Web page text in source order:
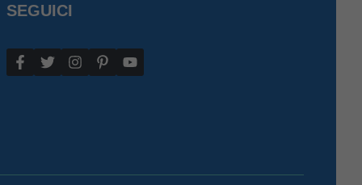
SEGUICI